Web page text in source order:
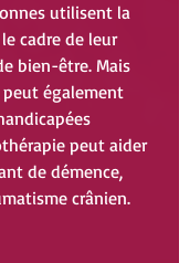
utilisent la
cadre de leur
bien-être. Mais
également
peut aider
de démence,
crânien.